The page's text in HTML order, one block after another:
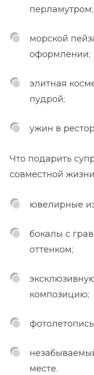
перламутром;
морской
оформлении;
элитная
пудрой;
ужин в
Что подарить
совместной
ювелирные
бокалы с
оттенком;
композицию;
месте.